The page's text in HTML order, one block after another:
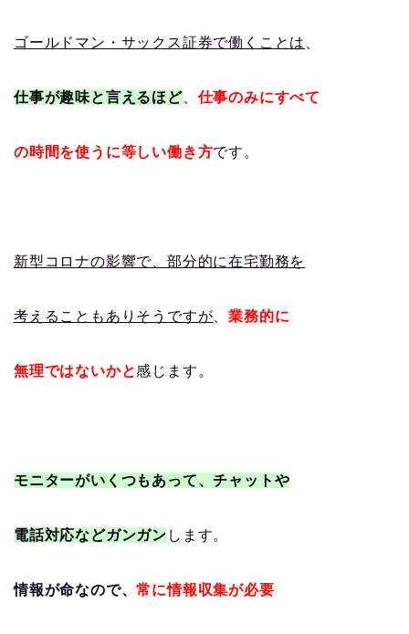
ゴールドマン・サックス証券で働くことは
仕事が趣味と言えるほど、 仕事のみにすべて
の時間を使うに等しい働き方です。
新型コロナの影響で、部分的に在宅勤務を
考えることもありそうですが 、業務的に
無理ではないかと感じます。
モニターがいくつもあって、チャットや
電話対応などガンガン します。
情報が命なので、常に情報収集が必要